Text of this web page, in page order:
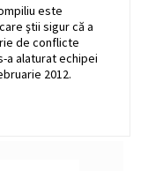
este
ştii sigur că a
de conflicte
a alaturat echipei
2012.